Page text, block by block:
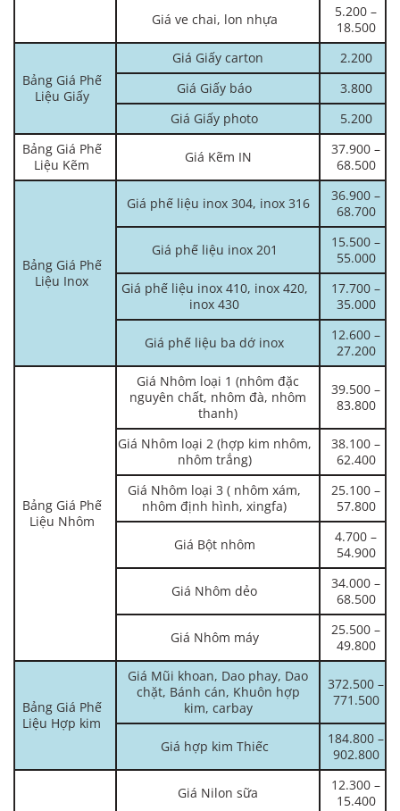
Giá ve chai, lon nhựa
5.200 –
18.500
Bảng Giá Phế
Liệu Giấy
Giá Giấy carton
2.200
Giá Giấy báo
3.800
Giá Giấy photo
5.200
Bảng Giá Phế
Liệu Kẽm
Giá Kẽm IN
37.900 –
68.500
Bảng Giá Phế
Liệu Inox
Giá phế liệu inox 304, inox 316
36.900 –
68.700
Giá phế liệu inox 201
15.500 –
55.000
Giá phế liệu inox 410, inox 420,
inox 430
17.700 –
35.000
Giá phế liệu ba dớ inox
12.600 –
27.200
Bảng Giá Phế
Liệu Nhôm
Giá Nhôm loại 1 (nhôm đặc
nguyên chất, nhôm đà, nhôm
thanh)
39.500 –
83.800
Giá Nhôm loại 2 (hợp kim nhôm,
nhôm trắng)
38.100 –
62.400
Giá Nhôm loại 3 ( nhôm xám,
nhôm định hình, xingfa)
25.100 –
57.800
Giá Bột nhôm
4.700 –
54.900
Giá Nhôm dẻo
34.000 –
68.500
Giá Nhôm máy
25.500 –
49.800
Bảng Giá Phế
Liệu Hợp kim
Giá Mũi khoan, Dao phay, Dao
chặt, Bánh cán, Khuôn hợp
kim, carbay
372.500 –
771.500
Giá hợp kim Thiếc
184.800 –
902.800
Giá Nilon sữa
12.300 –
15.400